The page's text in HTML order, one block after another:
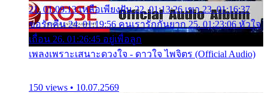
21. 01:09:13 เหลือเพียงฝัน 22. 01:13:26 เขา 23. 01:16:37
ขอรักคืน 24. 01:19:56 คนเรารักกันยาก 25. 01:23:06 หัวใจ
เถื่อน 26. 01:26:45 อยู่เพื่อลูก
เพลงเพราะเสนาะดวงใจ - ดาวใจ ไพจิตร (Official Audio)
150 views • 10.07.2569